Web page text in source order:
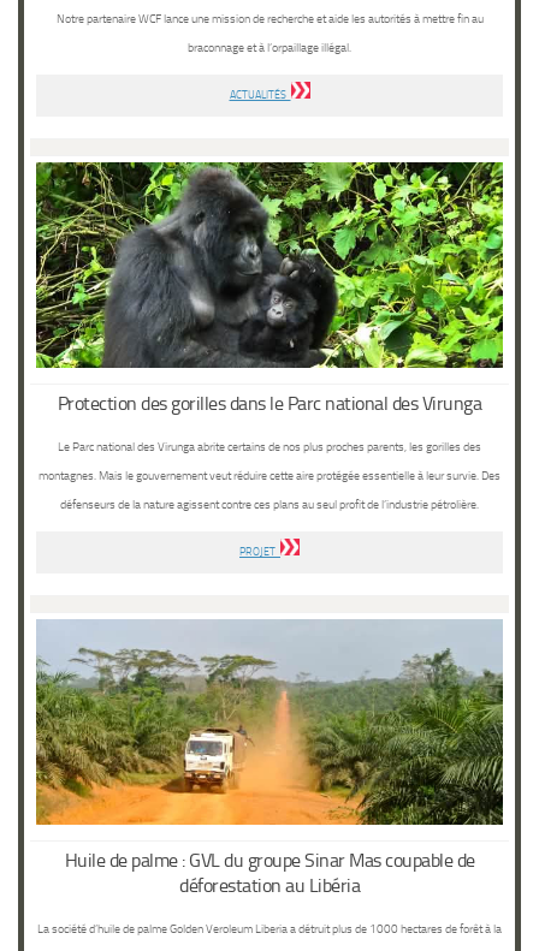
Notre partenaire WCF lance une mission de recherche et aide les autorités à mettre fin au
braconnage et à l’orpaillage illégal.
ACTUALITÉS
Protection des gorilles dans le Parc national des Virunga
Le Parc national des Virunga abrite certains de nos plus proches parents, les gorilles des
montagnes. Mais le gouvernement veut réduire cette aire protégée essentielle à leur survie. Des
défenseurs de la nature agissent contre ces plans au seul profit de l’industrie pétrolière.
PROJET
Huile de palme : GVL du groupe Sinar Mas coupable de
déforestation au Libéria
La société d’huile de palme Golden Veroleum Liberia a détruit plus de 1000 hectares de forêt à la